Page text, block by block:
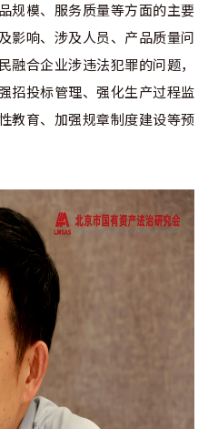
规模、服务质量等方面的主要
影响、涉及人员、产品质量问
合企业涉违法犯罪的问题，
招投标管理、强化生产过程监
教育、加强规章制度建设等预